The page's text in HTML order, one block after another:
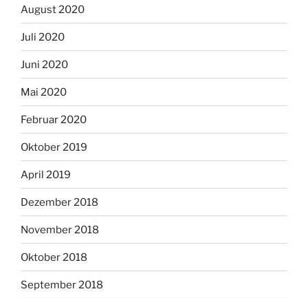
August 2020
Juli 2020
Juni 2020
Mai 2020
Februar 2020
Oktober 2019
April 2019
Dezember 2018
November 2018
Oktober 2018
September 2018